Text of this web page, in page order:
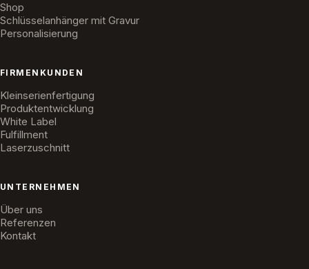
Shop
Schlüsselanhänger mit Gravur
Personalisierung
FIRMENKUNDEN
Kleinserienfertigung
Produktentwicklung
White Label
Fulfillment
Laserzuschnitt
UNTERNEHMEN
Über uns
Referenzen
Kontakt